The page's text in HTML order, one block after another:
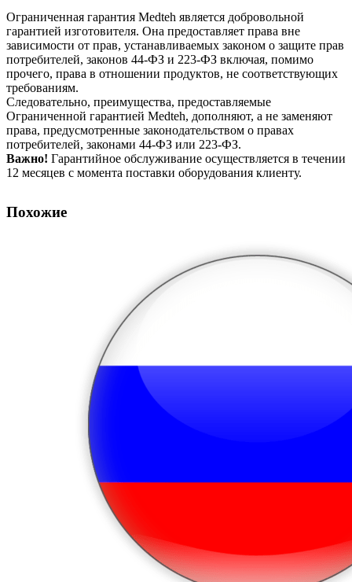
Ограниченная гарантия Medteh является добровольной
гарантией изготовителя. Она предоставляет права вне
зависимости от прав, устанавливаемых законом о защите прав
потребителей, законов 44-ФЗ и 223-ФЗ включая, помимо
прочего, права в отношении продуктов, не соответствующих
требованиям.
Следовательно, преимущества, предоставляемые
Ограниченной гарантией Medteh, дополняют, а не заменяют
права, предусмотренные законодательством о правах
потребителей, законами 44-ФЗ или 223-ФЗ.
Важно! Гарантийное обслуживание осуществляется в течении
12 месяцев с момента поставки оборудования клиенту.
Похожие